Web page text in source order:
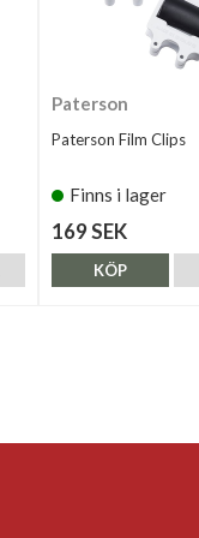
Paterson
Paterson Film Clips
Finns i lager
169 SEK
KÖP